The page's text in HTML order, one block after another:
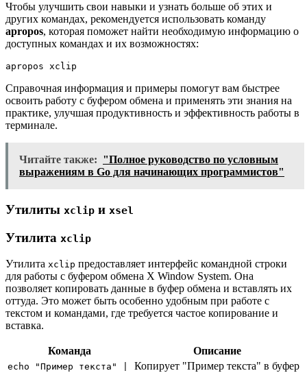
Чтобы улучшить свои навыки и узнать больше об этих и
других командах, рекомендуется использовать команду
apropos, которая поможет найти необходимую информацию о
доступных командах и их возможностях:
apropos xclip
Справочная информация и примеры помогут вам быстрее
освоить работу с буфером обмена и применять эти знания на
практике, улучшая продуктивность и эффективность работы в
терминале.
Читайте также: "Полное руководство по условным
выражениям в Go для начинающих программистов"
Утилиты xclip и xsel
Утилита xclip
Утилита xclip предоставляет интерфейс командной строки
для работы с буфером обмена X Window System. Она
позволяет копировать данные в буфер обмена и вставлять их
оттуда. Это может быть особенно удобным при работе с
текстом и командами, где требуется частое копирование и
вставка.
Команда Описание
echo "Пример текста" |
Копирует "Пример текста" в буфер